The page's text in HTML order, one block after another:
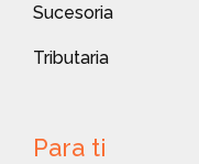
Sucesoria
Tributaria
Para ti